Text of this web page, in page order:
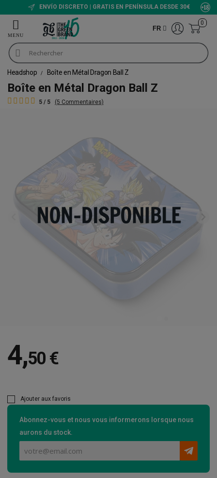
ENVÍO DISCRETO | GRATIS EN PENÍNSULA DESDE 30€
FR
0
Headshop Boîte en Métal Dragon Ball Z
Boîte en Métal Dragon Ball Z
5 / 5 (5 Commentaires)
4,50 €
Ajouter aux favoris
Abonnez-vous et nous vous informerons lorsque nous
aurons du stock.